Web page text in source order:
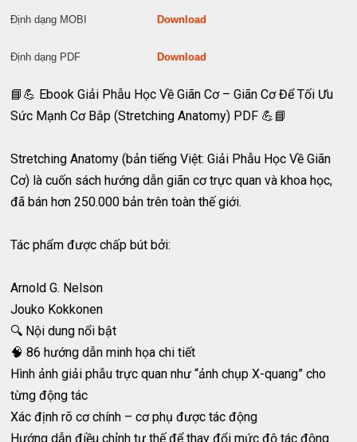
Định dạng MOBIDownload
Định dạng PDFDownload
📘💪 Ebook Giải Phẫu Học Về Giãn Cơ – Giãn Cơ Để Tối Ưu
Sức Mạnh Cơ Bắp (Stretching Anatomy) PDF 💪📘
Stretching Anatomy (bản tiếng Việt: Giải Phẫu Học Về Giãn
Cơ) là cuốn sách hướng dẫn giãn cơ trực quan và khoa học,
đã bán hơn 250.000 bản trên toàn thế giới.
Tác phẩm được chấp bút bởi:
Arnold G. Nelson
Jouko Kokkonen
🔍 Nội dung nổi bật
🧠 86 hướng dẫn minh họa chi tiết
Hình ảnh giải phẫu trực quan như “ảnh chụp X-quang” cho
từng động tác
Xác định rõ cơ chính – cơ phụ được tác động
Hướng dẫn điều chỉnh tư thế để thay đổi mức độ tác động